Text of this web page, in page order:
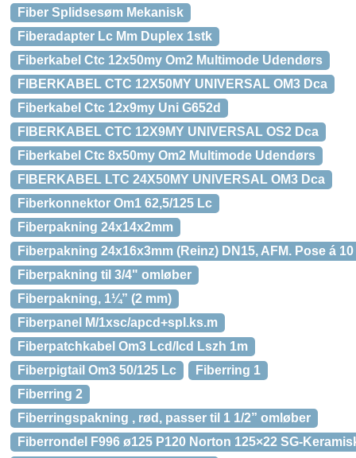
Fiber Splidsesøm Mekanisk
Fiberadapter Lc Mm Duplex 1stk
Fiberkabel Ctc 12x50my Om2 Multimode Udendørs
FIBERKABEL CTC 12X50MY UNIVERSAL OM3 Dca
Fiberkabel Ctc 12x9my Uni G652d
FIBERKABEL CTC 12X9MY UNIVERSAL OS2 Dca
Fiberkabel Ctc 8x50my Om2 Multimode Udendørs
FIBERKABEL LTC 24X50MY UNIVERSAL OM3 Dca
Fiberkonnektor Om1 62,5/125 Lc
Fiberpakning 24x14x2mm
Fiberpakning 24x16x3mm (Reinz) DN15, AFM. Pose á
Fiberpakning til 3/4" omløber
Fiberpakning, 1¼” (2 mm)
Fiberpanel M/1xsc/apcd+spl.ks.m
Fiberpatchkabel Om3 Lcd/lcd Lszh 1m
Fiberpigtail Om3 50/125 Lc
Fiberring 1
Fiberring 2
Fiberringspakning , rød, passer til 1 1/2” omløber
Fiberrondel F996 ø125 P120 Norton 125×22 SG-